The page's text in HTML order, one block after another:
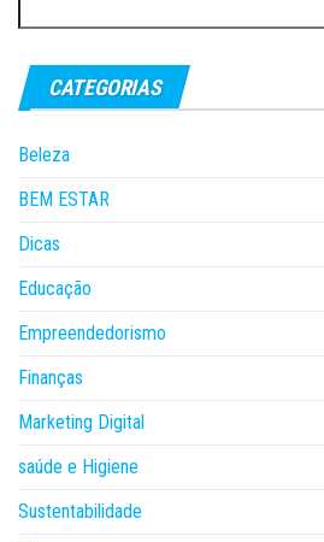
por:
CATEGORIAS
Beleza
BEM ESTAR
Dicas
Educação
Empreendedorismo
Finanças
Marketing Digital
saúde e Higiene
Sustentabilidade